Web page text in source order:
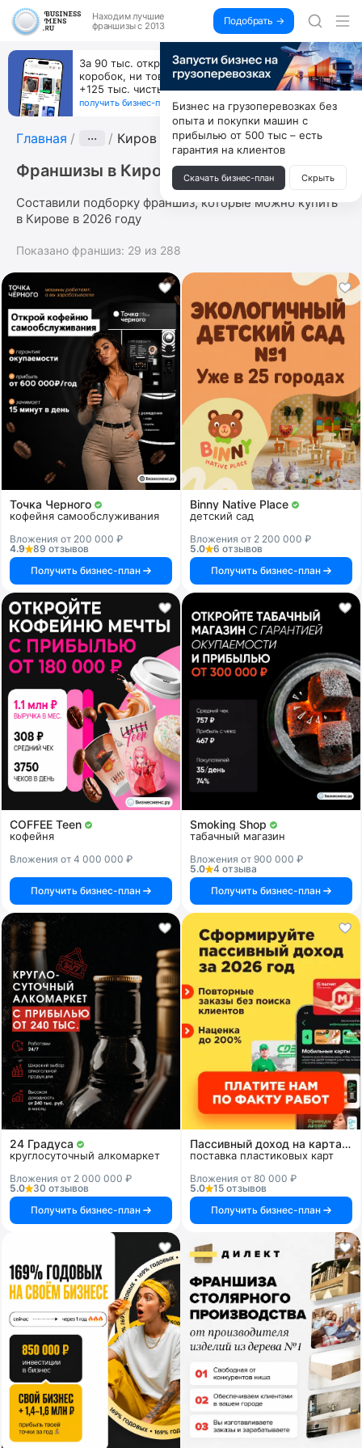
Находим лучшие
франшизы с 2013
Подобрать →
За 90 тыс. открой магазин на Авито, дома ни
коробок, ни товара, ни склада, зато каждый месяц
+125 тыс. чистыми
получить бизнес-план ↓
Главная ··· Киров
Франшизы в Кирове
Составили подборку франшиз, которые можно купить
в Кирове в 2026 году
Показано франшиз: 29 из 288
Точка Черного
кофейня самообслуживания
Вложения от 200 000 ₽
4.9
89 отзывов
Получить бизнес-план
Binny Native Place
детский сад
Вложения от 2 200 000 ₽
5.0
6 отзывов
Получить бизнес-план
COFFEE Teen
кофейня
Вложения от 4 000 000 ₽
Получить бизнес-план
Smoking Shop
табачный магазин
Вложения от 900 000 ₽
5.0
4 отзыва
Получить бизнес-план
24 Градуса
круглосуточный алкомаркет
Вложения от 2 000 000 ₽
5.0
30 отзывов
Получить бизнес-план
Пассивный доход на картах и системах
поставка пластиковых карт
Вложения от 80 000 ₽
5.0
15 отзывов
Получить бизнес-план
Бизнес на грузоперевозках без
опыта и покупки машин с
прибылью от 500 тыс – есть
гарантия на клиентов
Скачать бизнес-план Скрыть